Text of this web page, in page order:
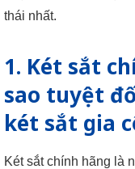
thái nhất.
1. Két sắt
sao tuyệt
két sắt gia
Két sắt chính hãng là